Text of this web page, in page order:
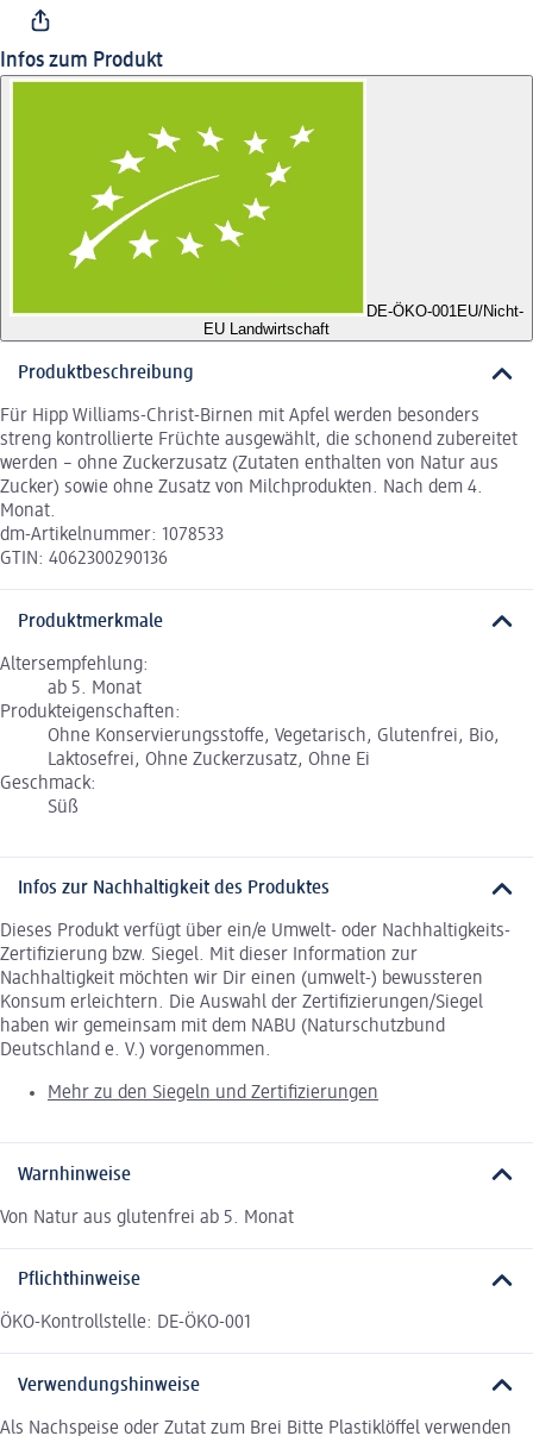
Infos zum Produkt
DE-ÖKO-001 EU/Nicht-
EU Landwirtschaft
Produktbeschreibung
Für Hipp Williams-Christ-Birnen mit Apfel werden besonders
streng kontrollierte Früchte ausgewählt, die schonend zubereitet
werden – ohne Zuckerzusatz (Zutaten enthalten von Natur aus
Zucker) sowie ohne Zusatz von Milchprodukten. Nach dem 4.
Monat.
dm-Artikelnummer: 1078533
GTIN: 4062300290136
Produktmerkmale
Altersempfehlung:
ab 5. Monat
Produkteigenschaften:
Ohne Konservierungsstoffe, Vegetarisch, Glutenfrei, Bio,
Laktosefrei, Ohne Zuckerzusatz, Ohne Ei
Geschmack:
Süß
Infos zur Nachhaltigkeit des Produktes
Dieses Produkt verfügt über ein/e Umwelt- oder Nachhaltigkeits-
Zertifizierung bzw. Siegel. Mit dieser Information zur
Nachhaltigkeit möchten wir Dir einen (umwelt-) bewussteren
Konsum erleichtern. Die Auswahl der Zertifizierungen/Siegel
haben wir gemeinsam mit dem NABU (Naturschutzbund
Deutschland e. V.) vorgenommen.
Mehr zu den Siegeln und Zertifizierungen
Warnhinweise
Von Natur aus glutenfrei ab 5. Monat
Pflichthinweise
ÖKO-Kontrollstelle: DE-ÖKO-001
Verwendungshinweise
Als Nachspeise oder Zutat zum Brei Bitte Plastiklöffel verwenden